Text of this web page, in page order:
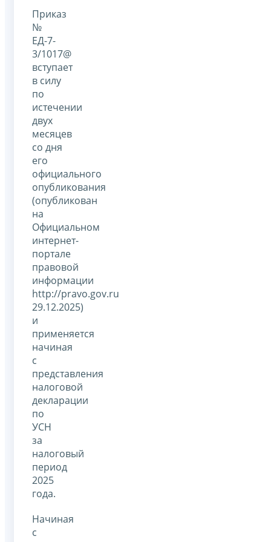
Приказ
№
ЕД-7-
3/1017@
вступает
в силу
по
истечении
двух
месяцев
со дня
его
официального
опубликования
(опубликован
на
Официальном
интернет-
портале
правовой
информации
http://pravo.gov.ru
29.12.2025)
и
применяется
начиная
с
представления
налоговой
декларации
по
УСН
за
налоговый
период
2025
года.
Начиная
с